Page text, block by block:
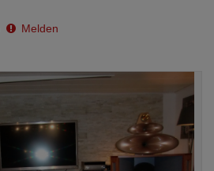
Melden